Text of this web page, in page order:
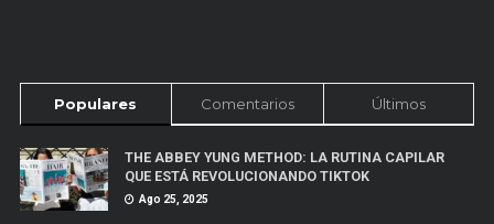
Populares Comentarios Últimos
THE ABBEY YUNG METHOD: LA RUTINA CAPILAR
QUE ESTÁ REVOLUCIONANDO TIKTOK
Ago 25, 2025